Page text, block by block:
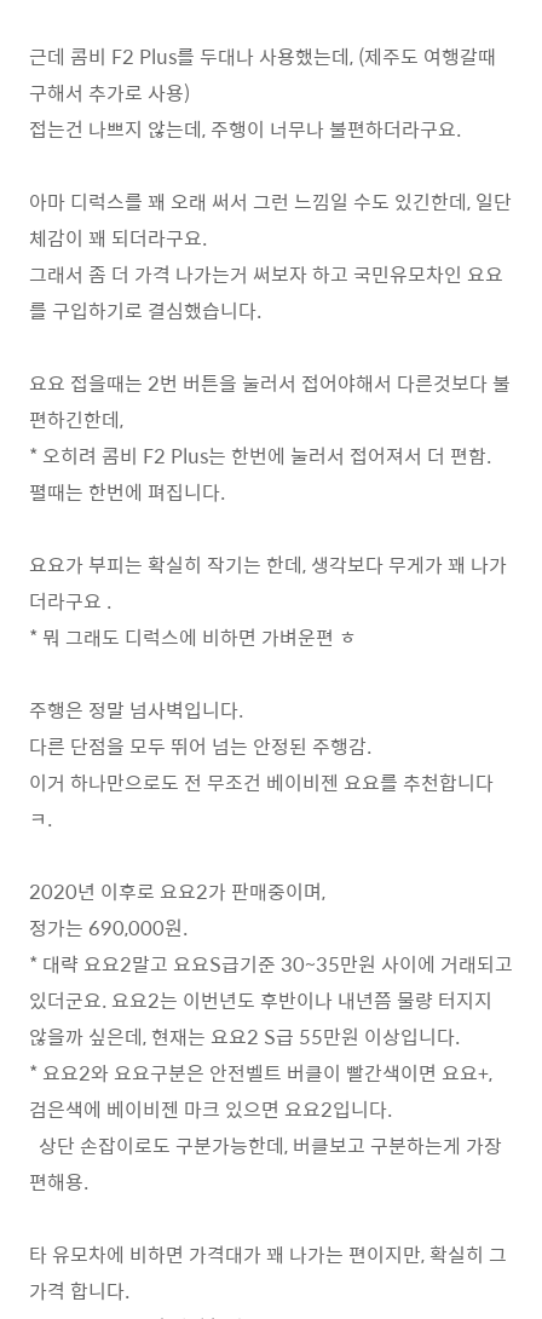
근데 콤비 F2 Plus를 두대나 사용했는데, (제주도 여행갈때
구해서 추가로 사용)
접는건 나쁘지 않는데, 주행이 너무나 불편하더라구요.
아마 디럭스를 꽤 오래 써서 그런 느낌일 수도 있긴한데, 일단
체감이 꽤 되더라구요.
그래서 좀 더 가격 나가는거 써보자 하고 국민유모차인 요요
를 구입하기로 결심했습니다.
요요 접을때는 2번 버튼을 눌러서 접어야해서 다른것보다 불
편하긴한데,
* 오히려 콤비 F2 Plus는 한번에 눌러서 접어져서 더 편함.
펼때는 한번에 펴집니다.
요요가 부피는 확실히 작기는 한데, 생각보다 무게가 꽤 나가
더라구요 .
* 뭐 그래도 디럭스에 비하면 가벼운편 ㅎ
주행은 정말 넘사벽입니다.
다른 단점을 모두 뛰어 넘는 안정된 주행감.
이거 하나만으로도 전 무조건 베이비젠 요요를 추천합니다
ㅋ.
2020년 이후로 요요2가 판매중이며,
정가는 690,000원.
* 대략 요요2말고 요요S급기준 30~35만원 사이에 거래되고
있더군요. 요요2는 이번년도 후반이나 내년쯤 물량 터지지
않을까 싶은데, 현재는 요요2 S급 55만원 이상입니다.
* 요요2와 요요구분은 안전벨트 버클이 빨간색이면 요요+,
검은색에 베이비젠 마크 있으면 요요2입니다.
상단 손잡이로도 구분가능한데, 버클보고 구분하는게 가장
편해용.
타 유모차에 비하면 가격대가 꽤 나가는 편이지만, 확실히 그
가격 합니다.